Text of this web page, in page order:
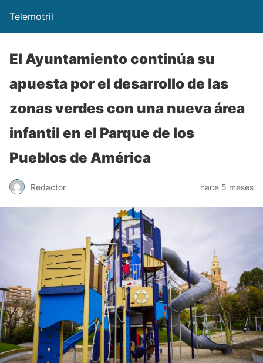
Telemotril
El Ayuntamiento continúa su
apuesta por el desarrollo de las
zonas verdes con una nueva área
infantil en el Parque de los
Pueblos de América
Redactor hace 5 meses